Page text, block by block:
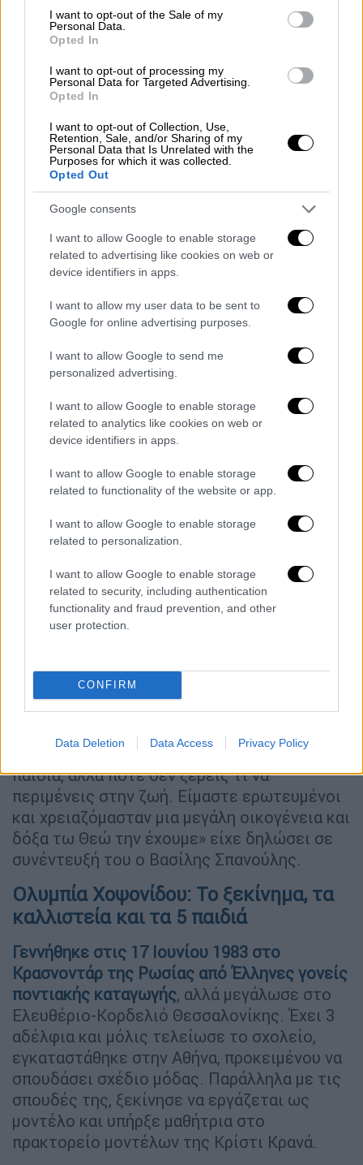
consent section.
I want to opt-out of the Sale of my
Personal Data.
Opted In
I want to opt-out of processing my
Personal Data for Targeted Advertising.
Opted In
I want to opt-out of Collection, Use,
Retention, Sale, and/or Sharing of my
Personal Data that Is Unrelated with the
Purposes for which it was collected.
Opted Out
Google consents
I want to allow Google to enable storage
related to advertising like cookies on web or
device identifiers in apps.
I want to allow my user data to be sent to
Google for online advertising purposes.
I want to allow Google to send me
personalized advertising.
I want to allow Google to enable storage
related to analytics like cookies on web or
device identifiers in apps.
I want to allow Google to enable storage
related to functionality of the website or app.
I want to allow Google to enable storage
related to personalization.
I want to allow Google to enable storage
related to security, including authentication
functionality and fraud prevention, and other
user protection.
CONFIRM
Data Deletion Data Access Privacy Policy
A post shared by Olympia Chopsonidou (@olympiachop)
Να θυμίσουμε ότι σε παλαιότερη συνέντευξή
του για την προοπτική έκτου παιδιού ο
Σπανούλης είχε πει το προβοκατόρικο:«Εγώ
είμαι καλυμμένος. Η Ολυμπία δεν ξέρω, με
την Ολυμπία ποτέ δεν ξέρεις. Την Ολυμπία
την ακουμπάς και πιάνει παιδί, οπότε ποτέ
δεν ξέρεις».
«Η οικογένεια είναι το νούμερο ένα για
εμένα. Προσεύχομαι να είναι όλα καλά και να
οικογένεια. Η ζωή μου άλλαξε πολύ όταν
ξεκίνησα να κάνω παιδιά, αλλά θέλαμε
πολλά. Είμαι άνθρωπος της οικογένειας και
πολύ χαρούμενοι να έχουμε μια μεγάλη
οικογένεια. Είμαστε όλη την ώρα με τα
παιδιά και περνάμε καλά μαζί τους. Είναι ένα
θαύμα, αυτό που συμβαίνει στην οικογένεια
μας. Δεν περίμενα να κάνω τόσα πολλά
παιδιά, αλλά ποτέ δεν ξέρεις τι να
περιμένεις στην ζωή. Είμαστε ερωτευμένοι
και χρειαζόμασταν μια μεγάλη οικογένεια και
δόξα τω Θεώ την έχουμε» είχε δηλώσει σε
συνέντευξή του ο Βασίλης Σπανούλης.
Ολυμπία Χοψονίδου: Το ξεκίνημα, τα
καλλιστεία και τα 5 παιδιά
Γεννήθηκε στις 17 Ιουνίου 1983 στο
Κρασνοντάρ της Ρωσίας από Έλληνες γονείς
ποντιακής καταγωγής, αλλά μεγάλωσε στο
Ελευθέριο-Κορδελιό Θεσσαλονίκης. Έχει 3
αδέλφια και μόλις τελείωσε το σχολείο,
εγκαταστάθηκε στην Αθήνα, προκειμένου να
σπουδάσει σχέδιο μόδας. Παράλληλα με τις
σπουδές της, ξεκίνησε να εργάζεται ως
μοντέλο και υπήρξε μαθήτρια στο
πρακτορείο μοντέλων της Κρίστι Κρανά.